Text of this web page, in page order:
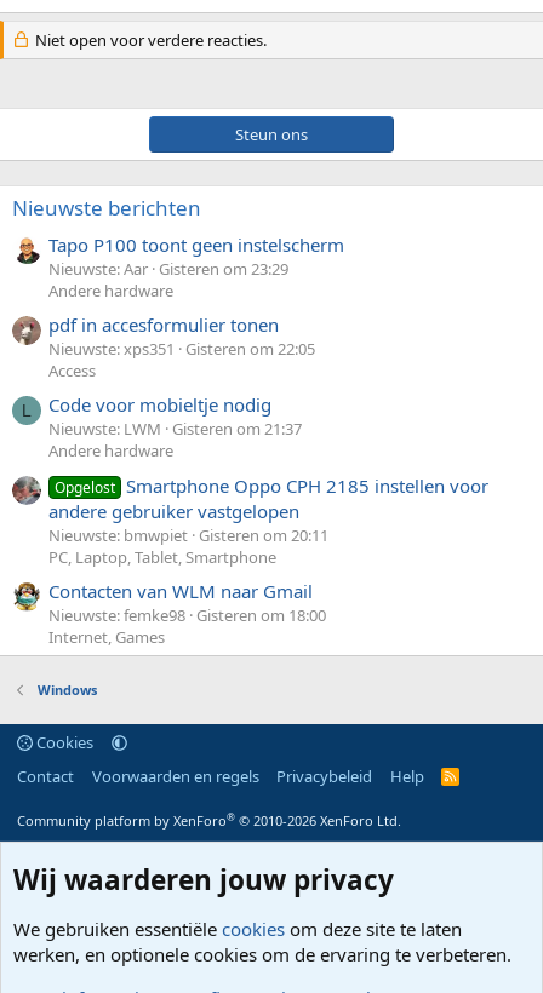
Niet open voor verdere reacties.
Steun ons
Nieuwste berichten
Tapo P100 toont geen instelscherm
Nieuwste: Aar Gisteren om 23:29
Andere hardware
pdf in accesformulier tonen
Nieuwste: xps351
Gisteren om 22:05
Access
L Code voor mobieltje nodig
Nieuwste: LWM
Gisteren om 21:37
Andere hardware
Opgelost Smartphone Oppo CPH 2185 instellen voor
andere gebruiker vastgelopen
Nieuwste: bmwpiet Gisteren om 20:11
PC, Laptop, Tablet, Smartphone
Contacten van WLM naar Gmail
Nieuwste: femke98 Gisteren om 18:00
Internet, Games
Windows
Cookies
Contact
Voorwaarden en regels Privacybeleid Help
R
Community platform by XenForo® © 2010-2026 XenForo Ltd.
Wij waarderen jouw privacy
We gebruiken essentiële cookies om deze site te laten
werken, en optionele cookies om de ervaring te verbeteren.